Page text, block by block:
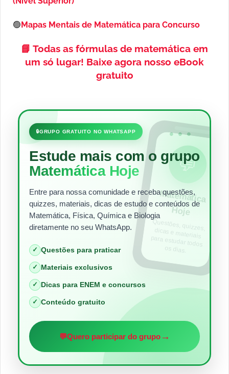
🟢 Mapas Mentais de Matemática para Concurso
📘 Todas as fórmulas de matemática em
um só lugar! Baixe agora nosso eBook
gratuito
•••
🔒GRUPO GRATUITO NO WHATSAPP
Estude mais com o grupo
Matemática Hoje
Entre para nossa comunidade e receba questões,
quizzes, materiais, dicas de estudo e conteúdos de
Matemática, Física, Química e Biologia
diretamente no seu WhatsApp.
✓ Questões para praticar
✓ Materiais exclusivos
✓ Dicas para ENEM e concursos
✓ Conteúdo gratuito
💬Quero participar do grupo→
💬
Matem
ática
Hoje
Questões, quizzes,
dicas e materiais
para estudar todos
os dias.